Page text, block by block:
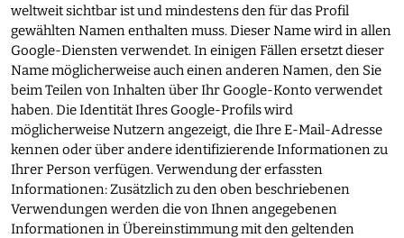
weltweit sichtbar ist und mindestens den für das Profil
gewählten Namen enthalten muss. Dieser Name wird in allen
Google-Diensten verwendet. In einigen Fällen ersetzt dieser
Name möglicherweise auch einen anderen Namen, den Sie
beim Teilen von Inhalten über Ihr Google-Konto verwendet
haben. Die Identität Ihres Google-Profils wird
möglicherweise Nutzern angezeigt, die Ihre E-Mail-Adresse
kennen oder über andere identifizierende Informationen zu
Ihrer Person verfügen. Verwendung der erfassten
Informationen: Zusätzlich zu den oben beschriebenen
Verwendungen werden die von Ihnen angegebenen
Informationen in Übereinstimmung mit den geltenden